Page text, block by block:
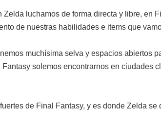
luchamos de forma directa y libre, en
de nuestras habilidades e items que
muchísima selva y espacios abiertos
solemos encontrarnos en ciudades
de Final Fantasy, y es donde Zelda